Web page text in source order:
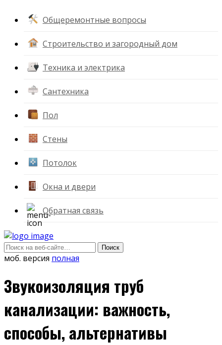
Общеремонтные вопросы
Строительство и загородный дом
Техника и электрика
Сантехника
Пол
Стены
Потолок
Окна и двери
Обратная связь
моб. версия полная
Звукоизоляция труб
канализации: важность,
способы, альтернативы